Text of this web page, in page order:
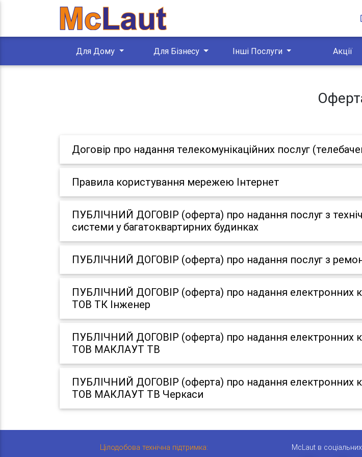
Для Дому Для Бізнесу Інші Послуги Акції
Договір про надання телекомунікаційних послуг
Правила користування мережею Інтернет
ПУБЛІЧНИЙ ДОГОВІР (оферта) про надання послуг з
системи у багатоквартирних будинках
ПУБЛІЧНИЙ ДОГОВІР (оферта) про надання послуг з
ПУБЛІЧНИЙ ДОГОВІР (оферта) про надання електронних
ТОВ ТК Інженер
ПУБЛІЧНИЙ ДОГОВІР (оферта) про надання електронних
ТОВ МАКЛАУТ ТВ
ПУБЛІЧНИЙ ДОГОВІР (оферта) про надання електронних
ТОВ МАКЛАУТ ТВ Черкаси
Цілодобова технічна підтримка: McLaut в